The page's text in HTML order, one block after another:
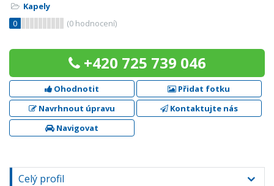
Kapely
0
(0 hodnocení)
+420 725 739 046
Ohodnotit
Přidat fotku
Navrhnout úpravu
Kontaktujte nás
Navigovat
Celý profil